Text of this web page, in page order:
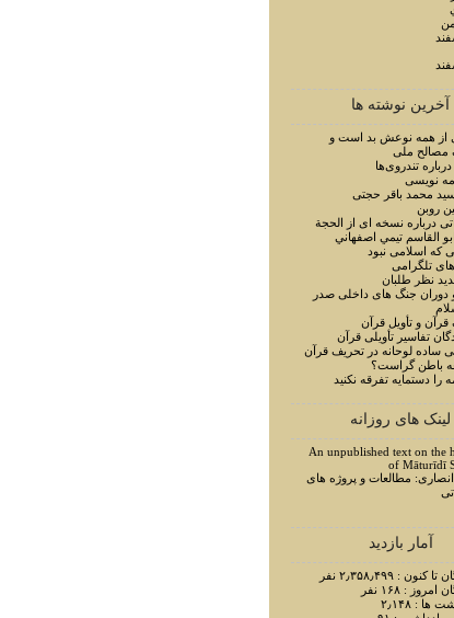
آخرین نوشته ها
از همه نوعش بد است و
مصالح ملی
تندروی‌ها
نویسی
سيد محمد باقر حجتی
روبن
درباره نسخه ای از الحجة
القاسم تيمي اصفهاني
که اسلامی نبود
تلگرامی
نظر طلبان
دوران جنگ های داخلی صدر
و تأويل قرآن
تفاسير تأويلی قرآن
ساده لوحانه در تحريف قرآن
باطن گراست؟
را دستمايه تفرقه نکنيد
لینک های روزانه
An unpublished text on the
of Māturīdī
مطالعات و پروژه های
آمار بازدید
: ۲٫۳۵۸٫۴۹۹ نفر
: ۱۶۸ نفر
ها : ۲٫۱۴۸